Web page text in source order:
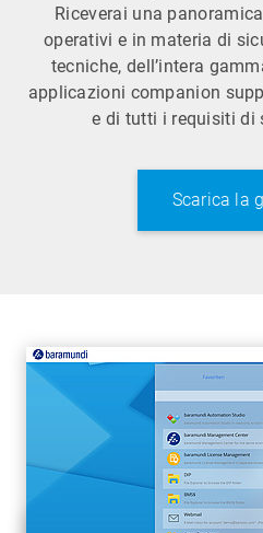
Riceverai una
operativi e in materia di
tecniche, dell’intera
applicazioni companion
e di tutti i requisiti di
Scarica la